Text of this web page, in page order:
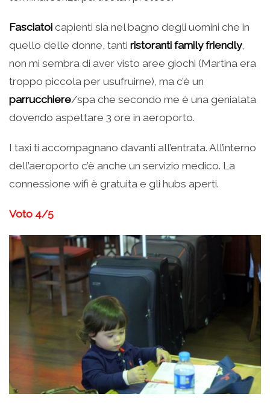
Fasciatoi capienti sia nel bagno degli uomini che in
quello delle donne, tanti ristoranti family friendly,
non mi sembra di aver visto aree giochi (Martina era
troppo piccola per usufruirne), ma c’è un
parrucchiere/spa che secondo me è una genialata
dovendo aspettare 3 ore in aeroporto.
I taxi ti accompagnano davanti all’entrata. All’interno
dell’aeroporto c’è anche un servizio medico. La
connessione wifi è gratuita e gli hubs aperti.
Voto 4/5